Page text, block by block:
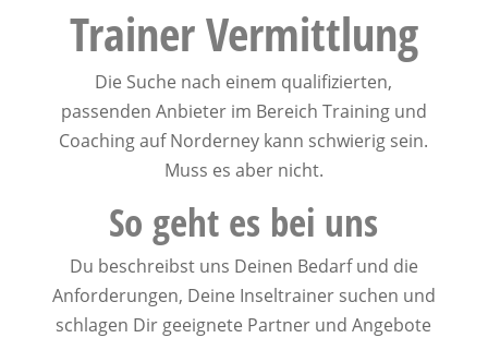
Trainer Vermittlung
Die Suche nach einem qualifizierten,
passenden Anbieter im Bereich Training und
Coaching auf Norderney kann schwierig sein.
Muss es aber nicht.
So geht es bei uns
Du beschreibst uns Deinen Bedarf und die
Anforderungen, Deine Inseltrainer suchen und
schlagen Dir geeignete Partner und Angebote